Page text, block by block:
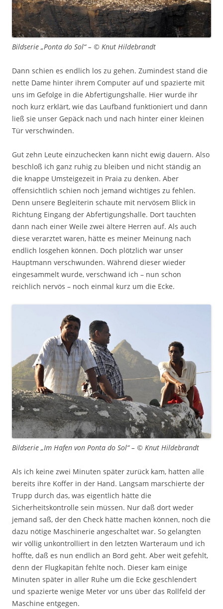
Bildserie „Ponta do Sol“ – © Knut Hildebrandt
Dann schien es endlich los zu gehen. Zumindest stand die
nette Dame hinter ihrem Computer auf und spazierte mit
uns im Gefolge in die Abfertigungshalle. Hier wurde ihr
noch kurz erklärt, wie das Laufband funktioniert und dann
ließ sie unser Gepäck nach und nach hinter einer kleinen
Tür verschwinden.
Gut zehn Leute einzuchecken kann nicht ewig dauern. Also
beschloß ich ganz ruhig zu bleiben und nicht ständig an
die knappe Umsteigezeit in Praia zu denken. Aber
offensichtlich schien noch jemand wichtiges zu fehlen.
Denn unsere Begleiterin schaute mit nervösem Blick in
Richtung Eingang der Abfertigungshalle. Dort tauchten
dann nach einer Weile zwei ältere Herren auf. Als auch
diese verarztet waren, hätte es meiner Meinung nach
endlich losgehen können. Doch plötzlich war unser
Hauptmann verschwunden. Während dieser wieder
eingesammelt wurde, verschwand ich – nun schon
reichlich nervös – noch einmal kurz um die Ecke.
Bildserie „Im Hafen von Ponta do Sol“ – © Knut Hildebrandt
Als ich keine zwei Minuten später zurück kam, hatten alle
bereits ihre Koffer in der Hand. Langsam marschierte der
Trupp durch das, was eigentlich hätte die
Sicherheitskontrolle sein müssen. Nur daß dort weder
jemand saß, der den Check hätte machen können, noch die
dazu nötige Maschinerie angeschaltet war. So gelangten
wir völlig unkontrolliert in den letzten Warteraum und ich
hoffte, daß es nun endlich an Bord geht. Aber weit gefehlt,
denn der Flugkapitän fehlte noch. Dieser kam einige
Minuten später in aller Ruhe um die Ecke geschlendert
und spazierte wenige Meter vor uns über das Rollfeld der
Maschine entgegen.